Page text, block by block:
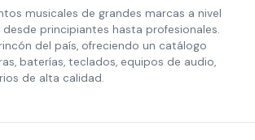
musicales de grandes marcas a nivel
principiantes hasta profesionales.
del país, ofreciendo un catálogo
baterías, teclados, equipos de audio,
de alta calidad.